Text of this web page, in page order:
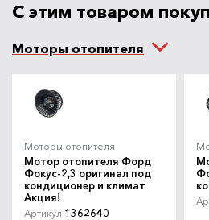
С этим товаром
Моторы отопителя
Моторы отопителя
Мотор отопителя Форд
Фокус-2,3 оригинал под
кондиционер и климат
Акция!
Артикул 1362640